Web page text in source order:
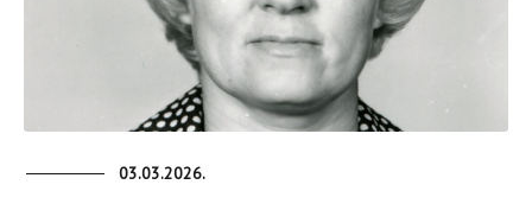
03.03.2026.